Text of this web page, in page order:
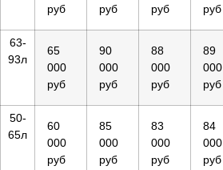
руб
руб
руб
руб
63-
93л
65
000
руб
90
000
руб
88
000
руб
89
000
руб
50-
65л
60
000
руб
85
000
руб
83
000
руб
84
000
руб